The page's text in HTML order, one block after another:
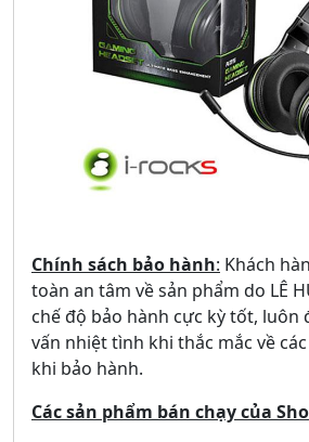
Chính sách bảo hành: Khách
toàn an tâm về sản phẩm do LÊ
chế độ bảo hành cực kỳ tốt,
vấn nhiệt tình khi thắc mắc về
khi bảo hành.
Các sản phẩm bán chạy của